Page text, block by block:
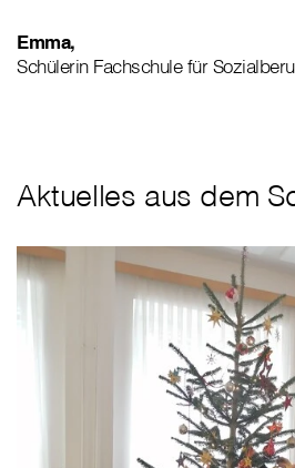
Emma,
Schülerin Fachschule für
Aktuelles aus dem